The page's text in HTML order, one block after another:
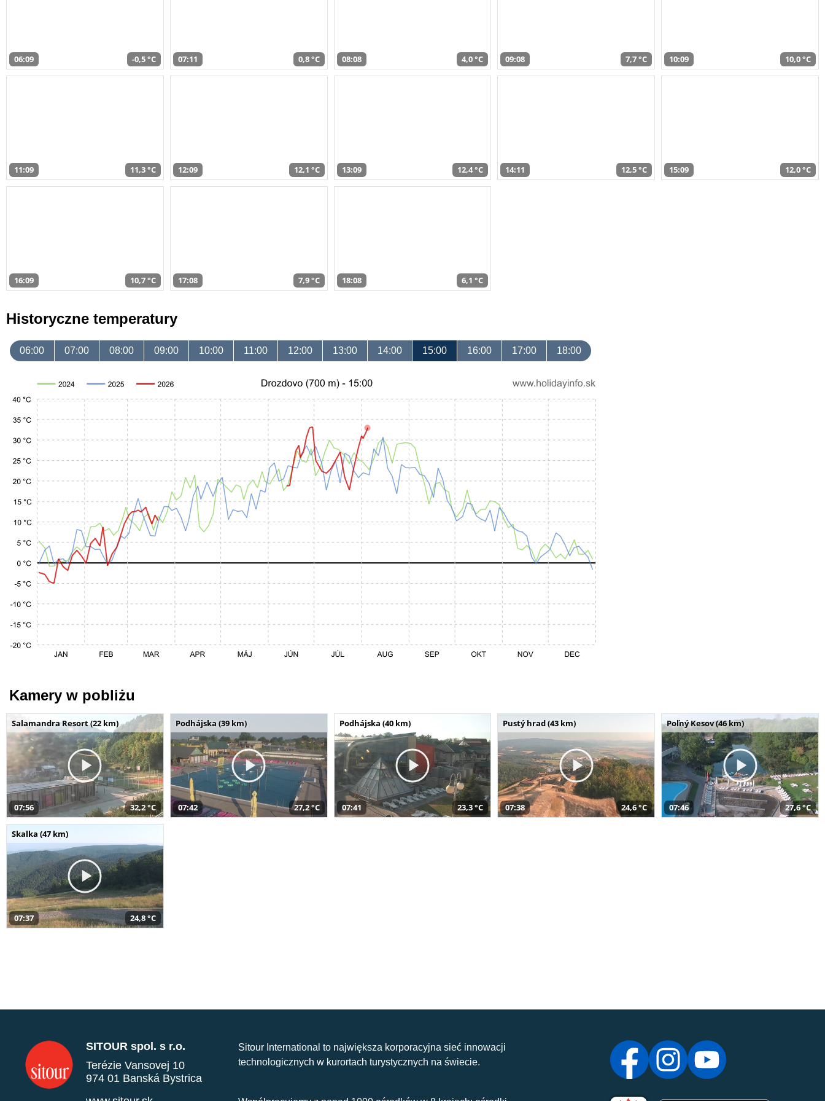
06:09 -0,5 °C 07:11 0,8 °C 08:08 4,0 °C 09:08 7,7 °C 10:09 10,0 °C
11:09 11,3 °C 12:09 12,1 °C 13:09 12,4 °C 14:11 12,5 °C 15:09 12,0 °C
16:09 10,7 °C 17:08 7,9 °C 18:08 6,1 °C
Historyczne temperatury
06:00 07:00 08:00 09:00 10:00 11:00 12:00 13:00 14:00 15:00 16:00 17:00 18:00
Kamery w pobliżu
Salamandra Resort (22 km)
07:56 32,2 °C
Podhájska (39 km)
07:42 27,2 °C
Podhájska (40 km)
07:41 23,3 °C
Pustý hrad (43 km)
07:38 24,6 °C
Poľný Kesov (46 km)
07:46 27,6 °C
Skalka (47 km)
07:37 24,8 °C
SITOUR spol. s r.o.
Terézie Vansovej 10
974 01 Banská Bystrica
Sitour International to największa korporacyjna sieć innowacji
technologicznych w kurortach turystycznych na świecie.